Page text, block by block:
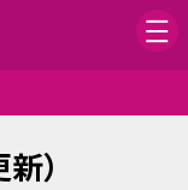
）